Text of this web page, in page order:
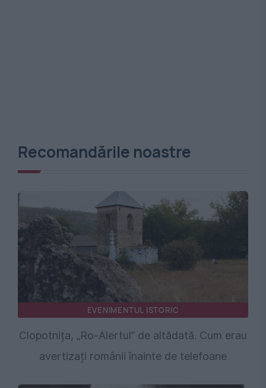
Recomandările noastre
EVENIMENTUL ISTORIC
Clopotnița, „Ro-Alertul” de altădată. Cum erau
avertizați românii înainte de telefoane